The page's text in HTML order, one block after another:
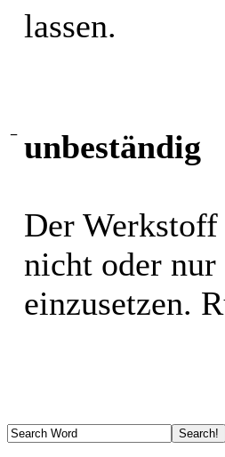
lassen.
− unbeständig
Der
nicht oder nur
einzusetzen.